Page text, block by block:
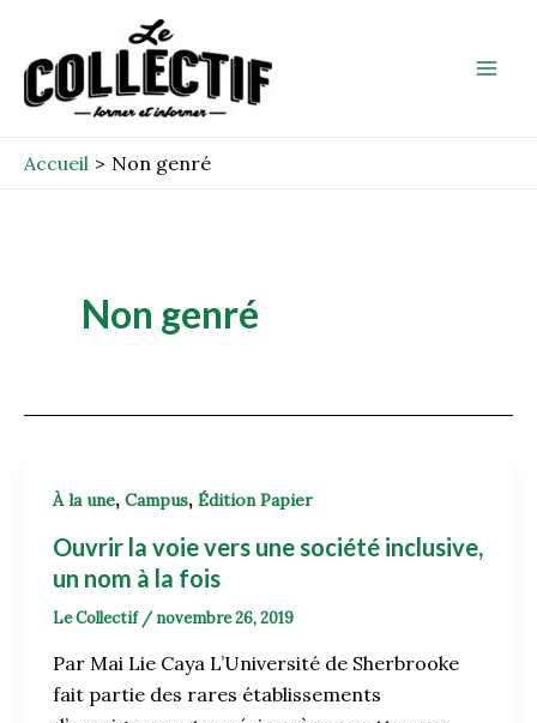
contenu
Accueil Non genré
Non genré
À la une, Campus, Édition Papier
Ouvrir la voie vers une société inclusive,
un nom à la fois
Le Collectif / novembre 26, 2019
Par Mai Lie Caya L’Université de Sherbrooke
fait partie des rares établissements